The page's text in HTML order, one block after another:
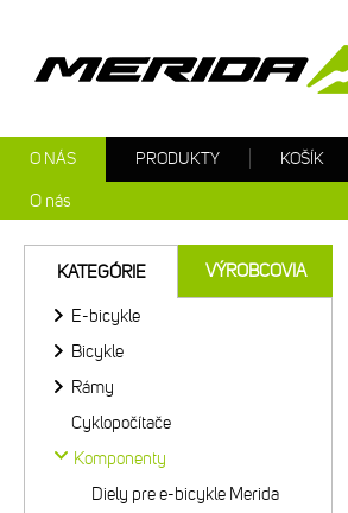
KATEGÓRIE VÝROBCOVIA
E-bicykle
Bicykle
Rámy
Cyklopočítače
Komponenty
Diely pre e-bicykle Merida
O NÁS
O nás
PRODUKTY KOŠÍK